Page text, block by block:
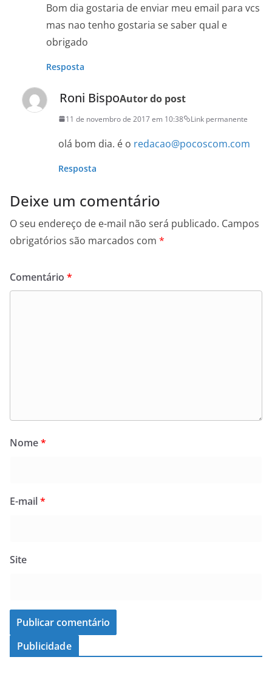
Bom dia gostaria de enviar meu email para vcs
mas nao tenho gostaria se saber qual e
obrigado
Resposta
Roni BispoAutor do post
11 de novembro de 2017 em 10:38 Link permanente
olá bom dia. é o redacao@pocoscom.com
Resposta
Deixe um comentário
O seu endereço de e-mail não será publicado. Campos
obrigatórios são marcados com *
Comentário *
Nome*
E-mail*
Site
Publicidade